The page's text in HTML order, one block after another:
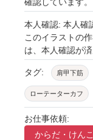
本人確認: 本人確
このイラストの
は、本人確認が
タグ: 肩甲下筋
ローテーターカフ
インナーマッスル
解剖学 男性
お仕事依頼:
からだ・けん